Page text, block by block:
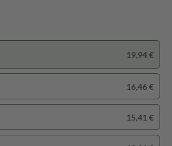
19,94 €
16,46 €
15,41 €